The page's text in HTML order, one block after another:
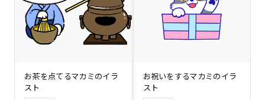
お茶を点てるマカミのイラ
スト
お祝いをするマカミのイラ
スト